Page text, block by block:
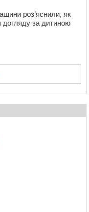
роз’яснили, як
догляду за дитиною